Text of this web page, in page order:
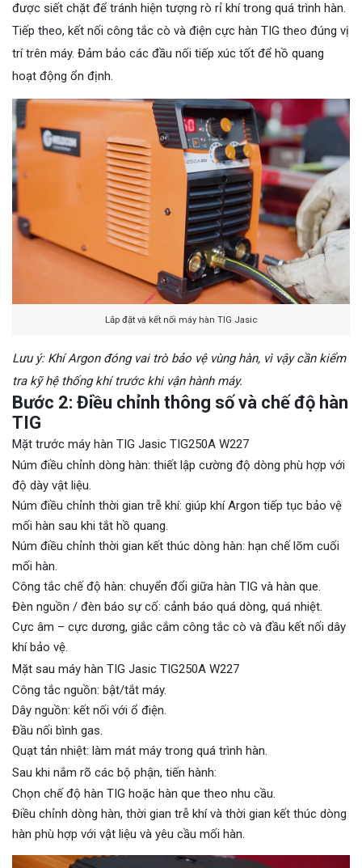
được siết chặt để tránh hiện tượng rò rỉ khí trong quá trình hàn.
Tiếp theo, kết nối công tắc cò và điện cực hàn TIG theo đúng vị
trí trên máy. Đảm bảo các đầu nối tiếp xúc tốt để hồ quang
hoạt động ổn định.
Lắp đặt và kết nối máy hàn TIG Jasic
Lưu ý: Khí Argon đóng vai trò bảo vệ vùng hàn, vì vậy cần kiểm
tra kỹ hệ thống khí trước khi vận hành máy.
Bước 2: Điều chỉnh thông số và chế độ hàn
TIG
Mặt trước máy hàn TIG Jasic TIG250A W227
Núm điều chỉnh dòng hàn: thiết lập cường độ dòng phù hợp với
độ dày vật liệu.
Núm điều chỉnh thời gian trễ khí: giúp khí Argon tiếp tục bảo vệ
mối hàn sau khi tắt hồ quang.
Núm điều chỉnh thời gian kết thúc dòng hàn: hạn chế lõm cuối
mối hàn.
Công tắc chế độ hàn: chuyển đổi giữa hàn TIG và hàn que.
Đèn nguồn / đèn báo sự cố: cảnh báo quá dòng, quá nhiệt.
Cực âm – cực dương, giắc cắm công tắc cò và đầu kết nối dây
khí bảo vệ.
Mặt sau máy hàn TIG Jasic TIG250A W227
Công tắc nguồn: bật/tắt máy.
Dây nguồn: kết nối với ổ điện.
Đầu nối bình gas.
Quạt tản nhiệt: làm mát máy trong quá trình hàn.
Sau khi nắm rõ các bộ phận, tiến hành:
Chọn chế độ hàn TIG hoặc hàn que theo nhu cầu.
Điều chỉnh dòng hàn, thời gian trễ khí và thời gian kết thúc dòng
hàn phù hợp với vật liệu và yêu cầu mối hàn.